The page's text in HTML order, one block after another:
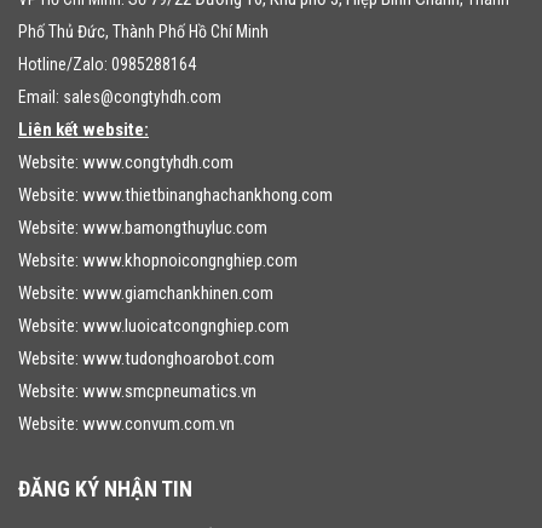
Phố Thủ Đức, Thành Phố Hồ Chí Minh
Hotline/Zalo: 0985288164
Email: sales@congtyhdh.com
Liên kết website:
Website: www.congtyhdh.com
Website: www.thietbinanghachankhong.com
Website: www.bamongthuyluc.com
Website: www.khopnoicongnghiep.com
Website: www.giamchankhinen.com
Website: www.luoicatcongnghiep.com
Website: www.tudonghoarobot.com
Website: www.smcpneumatics.vn
Website: www.convum.com.vn
ĐĂNG KÝ NHẬN TIN